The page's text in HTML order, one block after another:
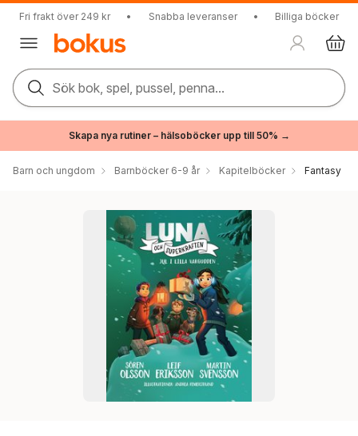
Fri frakt över 249 kr • Snabba leveranser • Billiga böcker
Sök bok, spel, pussel, penna...
Skapa nya rutiner – hälsoböcker upp till 50% →
Barn och ungdom Barnböcker 6-9 år Kapitelböcker Fantasy